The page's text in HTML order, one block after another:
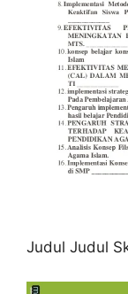
Judul Judul